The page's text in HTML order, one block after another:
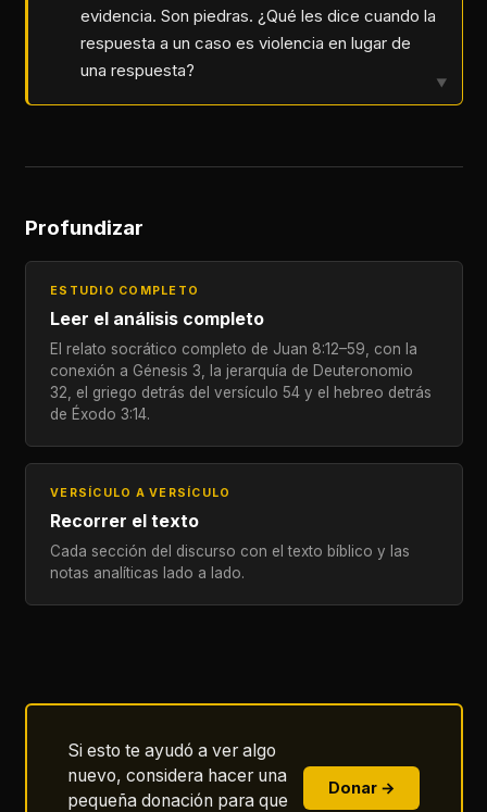
evidencia. Son piedras. ¿Qué les dice cuando la
respuesta a un caso es violencia en lugar de
una respuesta?
▼
Profundizar
ESTUDIO COMPLETO
Leer el análisis completo
El relato socrático completo de Juan 8:12–59, con la
conexión a Génesis 3, la jerarquía de Deuteronomio
32, el griego detrás del versículo 54 y el hebreo detrás
de Éxodo 3:14.
VERSÍCULO A VERSÍCULO
Recorrer el texto
Cada sección del discurso con el texto bíblico y las
notas analíticas lado a lado.
Si esto te ayudó a ver algo
nuevo, considera hacer una
pequeña donación para que
Donar →